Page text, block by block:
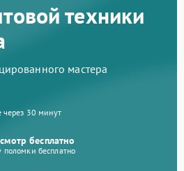
техники
мастера
через 30 минут
бесплатно
бесплатно